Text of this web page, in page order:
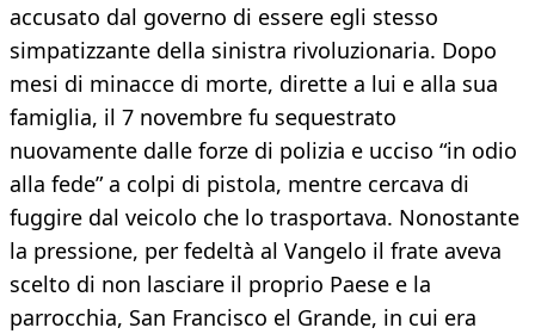
accusato dal governo di essere egli stesso
simpatizzante della sinistra rivoluzionaria. Dopo
mesi di minacce di morte, dirette a lui e alla sua
famiglia, il 7 novembre fu sequestrato
nuovamente dalle forze di polizia e ucciso “in odio
alla fede” a colpi di pistola, mentre cercava di
fuggire dal veicolo che lo trasportava. Nonostante
la pressione, per fedeltà al Vangelo il frate aveva
scelto di non lasciare il proprio Paese e la
parrocchia, San Francisco el Grande, in cui era